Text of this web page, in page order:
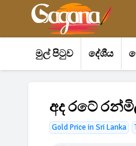
මුල් පිටුව දේශීය
අද රටේ
Gold Price in Sri Lanka